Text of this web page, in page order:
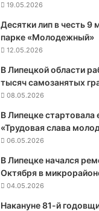
19.05.2026
Десятки лип в честь 9
парке «Молодежный»
12.05.2026
В Липецкой области
тысяч самозанятых
08.05.2026
В Липецке стартовала
«Трудовая слава
06.05.2026
В Липецке начался
Октября в
04.05.2026
Накануне 81-й